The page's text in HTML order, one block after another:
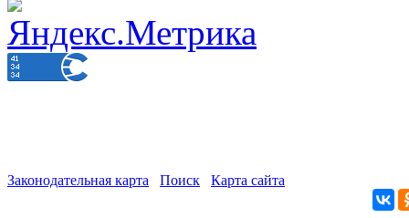
Законодательная карта Поиск Карта сайта